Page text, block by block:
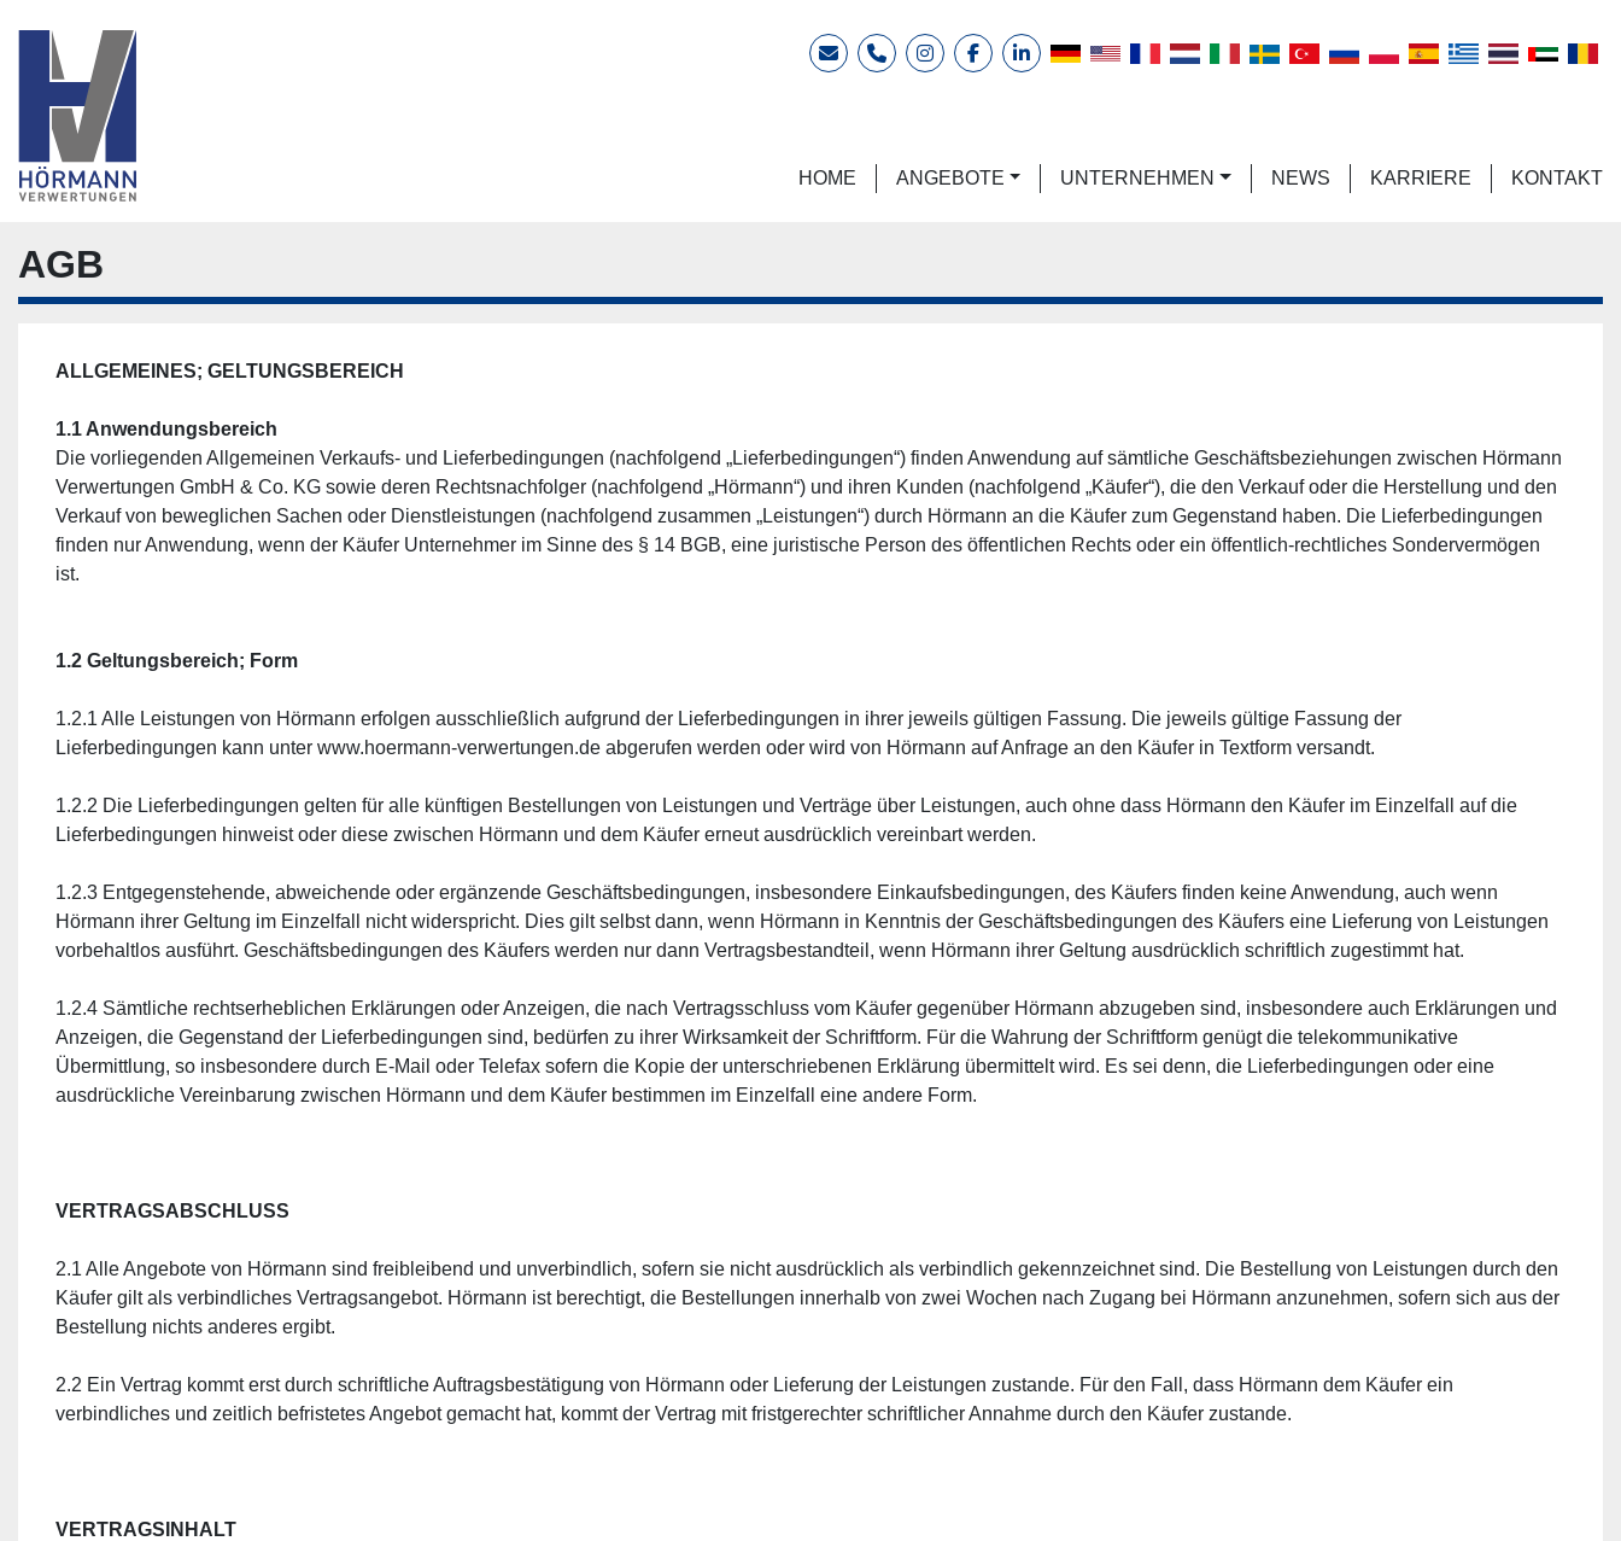
E-MailTelefoninstagramfacebooklinkedin
HOME ANGEBOTE UNTERNEHMEN NEWS KARRIERE KONTAKT
AGB
ALLGEMEINES; GELTUNGSBEREICH
1.1 Anwendungsbereich
Die vorliegenden Allgemeinen Verkaufs- und Lieferbedingungen (nachfolgend „Lieferbedingungen“) finden Anwendung auf sämtliche Geschäftsbeziehungen zwischen Hörmann
Verwertungen GmbH & Co. KG sowie deren Rechtsnachfolger (nachfolgend „Hörmann“) und ihren Kunden (nachfolgend „Käufer“), die den Verkauf oder die Herstellung und den
Verkauf von beweglichen Sachen oder Dienstleistungen (nachfolgend zusammen „Leistungen“) durch Hörmann an die Käufer zum Gegenstand haben. Die Lieferbedingungen
finden nur Anwendung, wenn der Käufer Unternehmer im Sinne des § 14 BGB, eine juristische Person des öffentlichen Rechts oder ein öffentlich-rechtliches Sondervermögen
ist.
1.2 Geltungsbereich; Form
1.2.1 Alle Leistungen von Hörmann erfolgen ausschließlich aufgrund der Lieferbedingungen in ihrer jeweils gültigen Fassung. Die jeweils gültige Fassung der
Lieferbedingungen kann unter www.hoermann-verwertungen.de abgerufen werden oder wird von Hörmann auf Anfrage an den Käufer in Textform versandt.
1.2.2 Die Lieferbedingungen gelten für alle künftigen Bestellungen von Leistungen und Verträge über Leistungen, auch ohne dass Hörmann den Käufer im Einzelfall auf die
Lieferbedingungen hinweist oder diese zwischen Hörmann und dem Käufer erneut ausdrücklich vereinbart werden.
1.2.3 Entgegenstehende, abweichende oder ergänzende Geschäftsbedingungen, insbesondere Einkaufsbedingungen, des Käufers finden keine Anwendung, auch wenn
Hörmann ihrer Geltung im Einzelfall nicht widerspricht. Dies gilt selbst dann, wenn Hörmann in Kenntnis der Geschäftsbedingungen des Käufers eine Lieferung von Leistungen
vorbehaltlos ausführt. Geschäftsbedingungen des Käufers werden nur dann Vertragsbestandteil, wenn Hörmann ihrer Geltung ausdrücklich schriftlich zugestimmt hat.
1.2.4 Sämtliche rechtserheblichen Erklärungen oder Anzeigen, die nach Vertragsschluss vom Käufer gegenüber Hörmann abzugeben sind, insbesondere auch Erklärungen und
Anzeigen, die Gegenstand der Lieferbedingungen sind, bedürfen zu ihrer Wirksamkeit der Schriftform. Für die Wahrung der Schriftform genügt die telekommunikative
Übermittlung, so insbesondere durch E-Mail oder Telefax sofern die Kopie der unterschriebenen Erklärung übermittelt wird. Es sei denn, die Lieferbedingungen oder eine
ausdrückliche Vereinbarung zwischen Hörmann und dem Käufer bestimmen im Einzelfall eine andere Form.
VERTRAGSABSCHLUSS
2.1 Alle Angebote von Hörmann sind freibleibend und unverbindlich, sofern sie nicht ausdrücklich als verbindlich gekennzeichnet sind. Die Bestellung von Leistungen durch den
Käufer gilt als verbindliches Vertragsangebot. Hörmann ist berechtigt, die Bestellungen innerhalb von zwei Wochen nach Zugang bei Hörmann anzunehmen, sofern sich aus der
Bestellung nichts anderes ergibt.
2.2 Ein Vertrag kommt erst durch schriftliche Auftragsbestätigung von Hörmann oder Lieferung der Leistungen zustande. Für den Fall, dass Hörmann dem Käufer ein
verbindliches und zeitlich befristetes Angebot gemacht hat, kommt der Vertrag mit fristgerechter schriftlicher Annahme durch den Käufer zustande.
VERTRAGSINHALT